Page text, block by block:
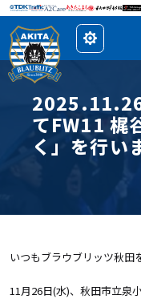
レ
イ
ア
を
カ
ス
タ
マ
イ
ズ
てFW11 梶
く」を行い
いつもブラウブリッツ秋田
11月26日(水)、秋田市立泉